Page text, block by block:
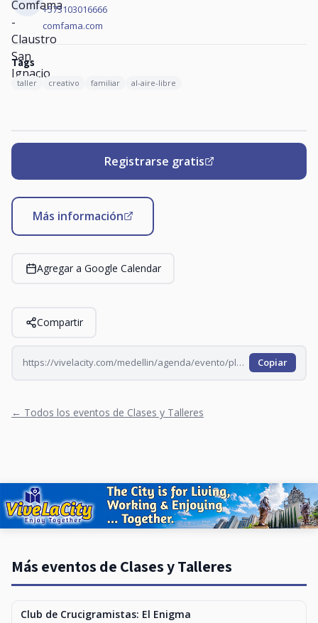
+573103016666
comfama.com
Tags
taller creativo familiar al-aire-libre
Registrarse gratis
Más información
Agregar a Google Calendar
Compartir
https://vivelacity.com/medellin/agenda/evento/plazuela-de-colores-2026-06-16 Copiar
← Todos los eventos de Clases y Talleres
Más eventos de Clases y Talleres
CLASES Y TALLERES
Club de Crucigramistas: El Enigma